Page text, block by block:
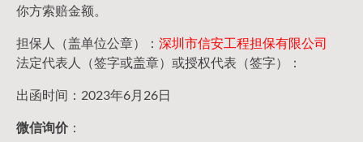
你方索赔金额。
担保人（盖单位公章）： 深圳市信安工程担保有限公司
法定代表人（签字或盖章）或授权代表（签字）：
出函时间：2023年6月26日
微信询价：